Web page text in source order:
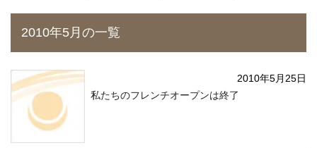
2010年5月の一覧
2010年5月25日
私たちのフレンチオープンは終了